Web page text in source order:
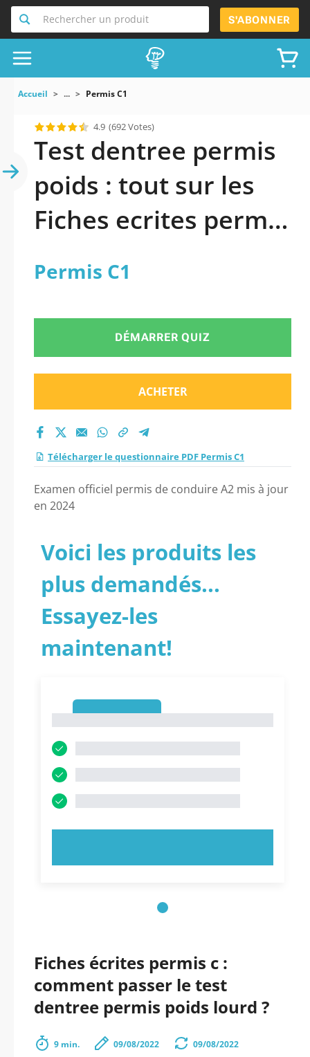
Rechercher un produit S'ABONNER
Accueil ... Permis C1
4.9 (692 Votes)
Test dentree permis
poids : tout sur les
Fiches ecrites permis
Permis C1
DÉMARRER QUIZ
ACHETER
Télécharger le questionnaire PDF Permis C1
Examen officiel permis de conduire A2 mis à jour
en 2024
Voici les produits les
plus demandés...
Essayez-les
maintenant!
Fiches écrites permis c :
comment passer le test
dentree permis poids lourd ?
9 min. 09/08/2022 09/08/2022